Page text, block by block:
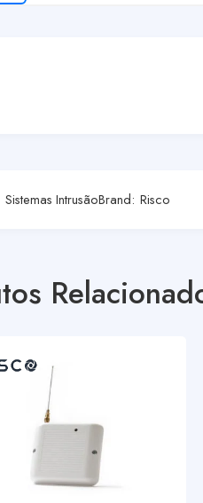
Sistemas IntrusãoBrand: Risco